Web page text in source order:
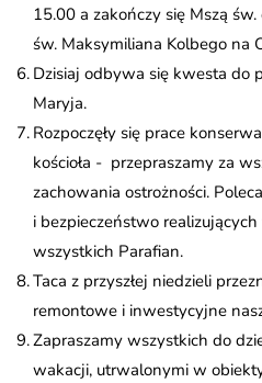
15.00 a zakończy się Mszą
św. Maksymiliana Kolbego na
Dzisiaj odbywa się kwesta do
Maryja.
Rozpoczęły się prace
kościoła - przepraszamy za
zachowania ostrożności.
i bezpieczeństwo
wszystkich Parafian.
Taca z przyszłej niedzieli
remontowe i inwestycyjne
Zapraszamy wszystkich do
wakacji, utrwalonymi w